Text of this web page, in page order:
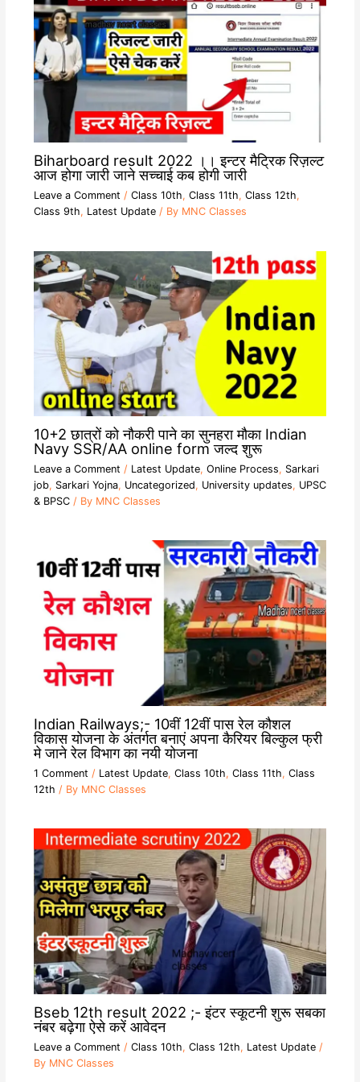
Biharboard result 2022 ।। इन्टर मैट्रिक रिज़ल्ट
आज होगा जारी जाने सच्चाई कब होगी जारी
Leave a Comment / Class 10th, Class 11th, Class 12th,
Class 9th, Latest Update/ By MNC Classes
10+2 छात्रों को नौकरी पाने का सुनहरा मौका Indian
Navy SSR/AA online form जल्द शुरू
Leave a Comment / Latest Update, Online Process, Sarkari
job, Sarkari Yojna, Uncategorized, University updates, UPSC
& BPSC/ By MNC Classes
Indian Railways;- 10वीं 12वीं पास रेल कौशल
विकास योजना के अंतर्गत बनाएं अपना कैरियर बिल्कुल फ्री
मे जाने रेल विभाग का नयी योजना
1 Comment / Latest Update, Class 10th, Class 11th, Class
12th / By MNC Classes
Bseb 12th result 2022 ;- इंटर स्कूटनी शुरू सबका
नंबर बढ़ेगा ऐसे करें आवेदन
Leave a Comment / Class 10th, Class 12th, Latest Update/
By MNC Classes